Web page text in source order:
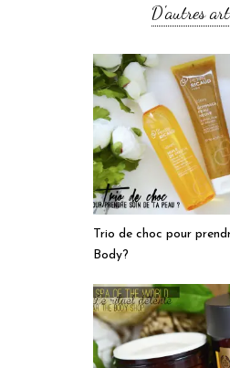
D'autres
Trio de choc pour
Body?